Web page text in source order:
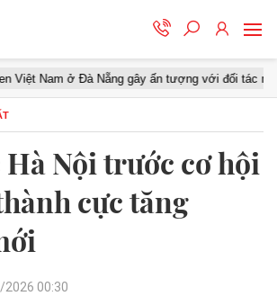
ở Đà Nẵng gây ấn tượng với đối tác miền Trung
Hà Nội trước cơ hội
cực tăng
00:30